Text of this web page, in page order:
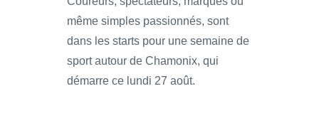
même simples passionnés, sont
dans les starts pour une semaine de
sport autour de Chamonix, qui
démarre ce lundi 27 août.